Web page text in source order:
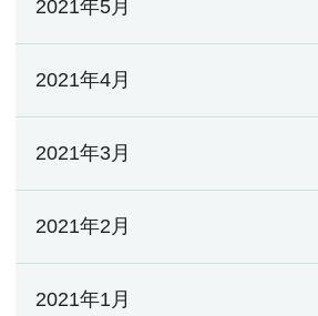
2021年5月
2021年4月
2021年3月
2021年2月
2021年1月